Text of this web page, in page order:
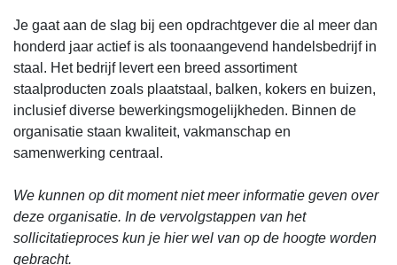
Je gaat aan de slag bij een opdrachtgever die al meer dan
honderd jaar actief is als toonaangevend handelsbedrijf in
staal. Het bedrijf levert een breed assortiment
staalproducten zoals plaatstaal, balken, kokers en buizen,
inclusief diverse bewerkingsmogelijkheden. Binnen de
organisatie staan kwaliteit, vakmanschap en
samenwerking centraal.
We kunnen op dit moment niet meer informatie geven over
deze organisatie. In de vervolgstappen van het
sollicitatieproces kun je hier wel van op de hoogte worden
gebracht.